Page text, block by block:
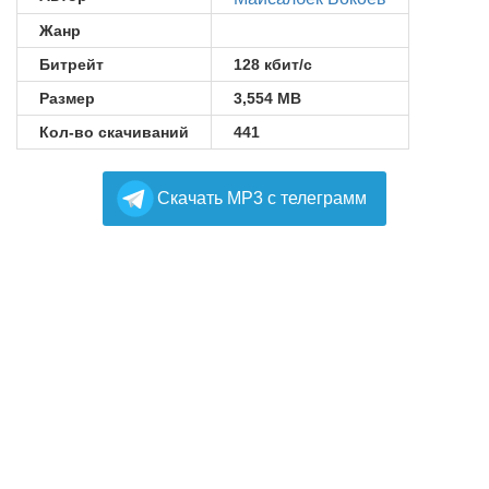
Жанр
Битрейт
128 кбит/с
Размер
3,554 MB
Кол-во скачиваний
441
Cкачать MP3 с телеграмм